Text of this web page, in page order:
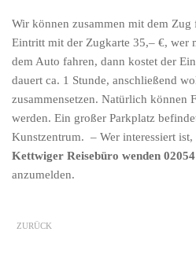
Wir können zusammen mit dem Zug
Eintritt mit der Zugkarte 35,– €, wer
dem Auto fahren, dann kostet der
dauert ca. 1 Stunde, anschließend
zusammensetzen. Natürlich können
werden. Ein großer Parkplatz
Kunstzentrum. – Wer interessiert
Kettwiger Reisebüro wenden
anzumelden.
ZURÜCK